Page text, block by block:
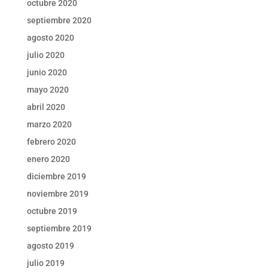
octubre 2020
septiembre 2020
agosto 2020
julio 2020
junio 2020
mayo 2020
abril 2020
marzo 2020
febrero 2020
enero 2020
diciembre 2019
noviembre 2019
octubre 2019
septiembre 2019
agosto 2019
julio 2019